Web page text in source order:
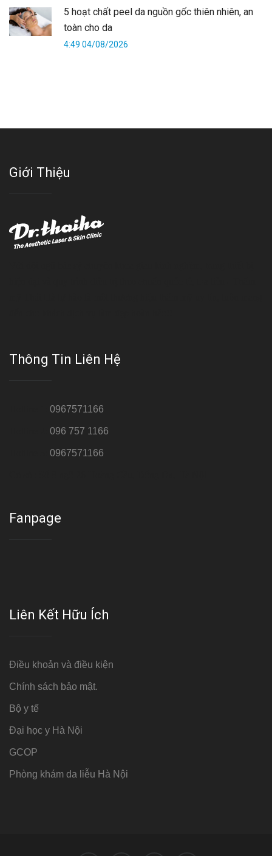
5 hoạt chất peel da nguồn gốc thiên nhiên, an
toàn cho da
4:49 04/08/2026
Giới Thiệu
Thông Tin Liên Hệ
0967571166
096 757 1166
0967571166
Fanpage
Liên Kết Hữu Ích
Điều khoản và điều kiện
Chính sách bảo mật.
Bộ y tế
Đại học y Hà Nội
GCOP
Phòng khám da liễu Hà Nội